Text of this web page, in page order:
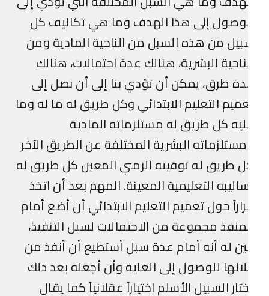
إلى هذا الهدف وما هي تكاليف كل
من هذه السبل من الناحية المادية ومن
البشرية، هنالك عدة احتمالات، هنالك
طرق، يمكن أن تؤدي بنا إلى أن نصل إلى
التعليم الابتدائي وكل طريق له ما له وما
كل طريق له مستلزماته المادية
البشرية المختلفة عن الطريق الآخر
طريق له توقيته الزمني المعين كل طريق له
التعليمية المعينة. المهم بعد أن اتخذ
حول تعميم التعليم الابتدائي أن أضع أمام
مجموعة من الاحتمالات لسبل التنفيذ،
له أنه أمام عدة سبل أستطيع أن أنفذ من
للوصول إلى الغاية وأن أجعله بعد ذلك
السبيل الأسلم اختياراً عقلانياً كما يقال